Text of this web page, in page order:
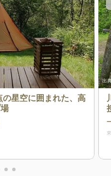
星空に囲まれた、高
出